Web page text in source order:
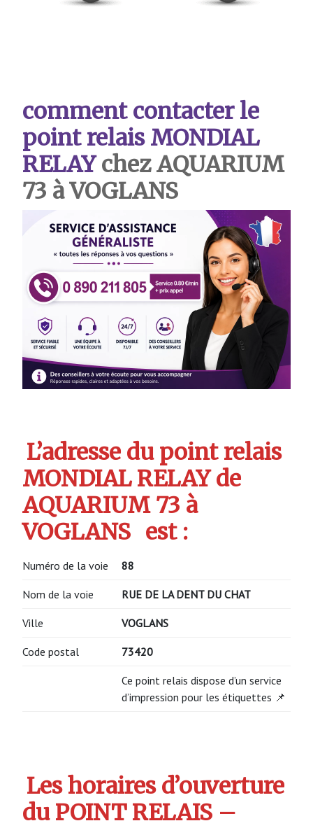
comment contacter le
point relais MONDIAL
RELAYchez AQUARIUM
73 à VOGLANS
L’adresse du point relais
MONDIAL RELAY de
AQUARIUM 73 à
VOGLANS est :
Numéro de la voie 88
Nom de la voie RUE DE LA DENT DU CHAT
Ville VOGLANS
Code postal 73420
Ce point relais dispose d’un service
d’impression pour les étiquettes 📌
Les horaires d’ouverture
du POINT RELAIS –